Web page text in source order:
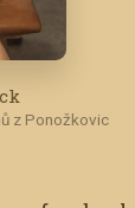
z Ponožkovic